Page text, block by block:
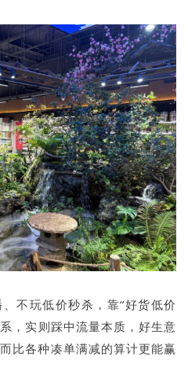
不玩低价秒杀，靠“好货低价
，实则踩中流量本质，好生意
比各种凑单满减的算计更能赢